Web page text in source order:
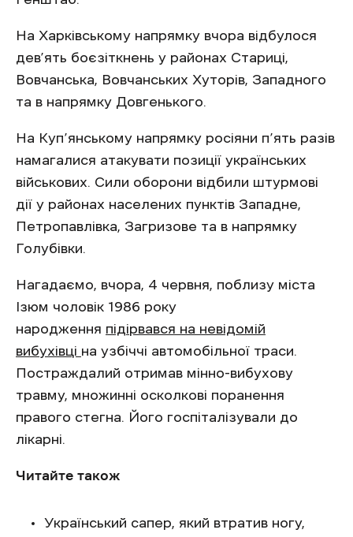
На Харківському напрямку вчора відбулося
дев’ять боєзіткнень у районах Стариці,
Вовчанська, Вовчанських Хуторів, Западного
та в напрямку Довгенького.
На Куп’янському напрямку росіяни п’ять разів
намагалися атакувати позиції українських
військових. Сили оборони відбили штурмові
дії у районах населених пунктів Западне,
Петропавлівка, Загризове та в напрямку
Голубівки.
Нагадаємо, вчора, 4 червня, поблизу міста
Ізюм чоловік 1986 року
народження підірвався на невідомій
вибухівці на узбіччі автомобільної траси.
Постраждалий отримав мінно-вибухову
травму, множинні осколкові поранення
правого стегна. Його госпіталізували до
лікарні.
Читайте також
Український сапер, який втратив ногу,